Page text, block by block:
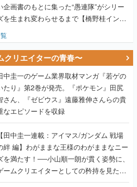
企画書のもとに集った“愚連隊”がシリー
を生まれ変わらせるまで【橋野桂インタ
クリエイターの青春〜
中圭一のゲーム業界取材マンガ『若ゲの
たり』第2巻が発売。『ポケモン』田尻
さん、『ゼビウス』遠藤雅伸さんらの貴
なエピソードを収録
【田中圭一連載：アイマス/ガンダム 戦場
絆 編】わがままな王様のわがままなニー
を満たす！──小山順一朗が貫く姿勢に、
ームクリエイターとしての矜持を見た
若ゲのいたり最終回】